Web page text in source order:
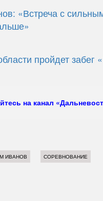
«Встреча с
пройдет забег
на канал
ИВАНОВ СОРЕВНОВАНИЕ